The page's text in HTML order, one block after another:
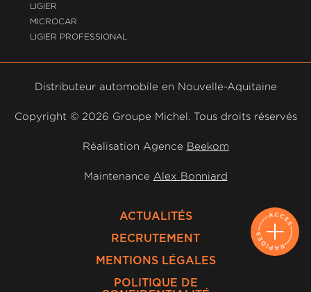
LIGIER
MICROCAR
LIGIER PROFESSIONAL
Distributeur automobile en Nouvelle-Aquitaine
Copyright © 2026 Groupe Michel. Tous droits réservés
Réalisation Agence Beekom
Maintenance Alex Bonniard
ACTUALITÉS
RECRUTEMENT
MENTIONS LÉGALES
POLITIQUE DE